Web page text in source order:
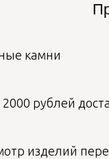
камни
изделий
рублей